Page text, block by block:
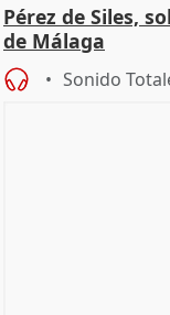
Pérez de Siles,
de Málaga
Sonido